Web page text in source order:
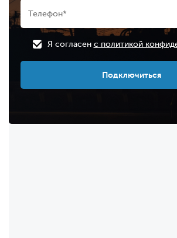
Я согласен с политикой
Подключиться